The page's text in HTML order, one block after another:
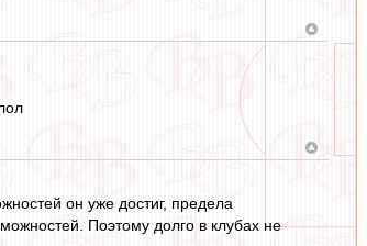
он уже достиг, предела
Поэтому долго в клубах не